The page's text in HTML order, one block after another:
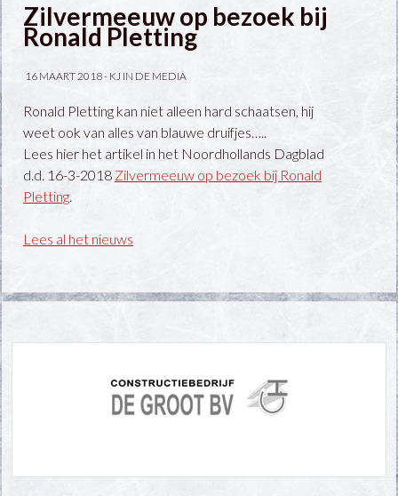
Zilvermeeuw op bezoek bij
Ronald Pletting
16 MAART 2018 - KJ IN DE MEDIA
Ronald Pletting kan niet alleen hard schaatsen, hij
weet ook van alles van blauwe druifjes…..
Lees hier het artikel in het Noordhollands Dagblad
d.d. 16-3-2018 Zilvermeeuw op bezoek bij Ronald
Pletting.
Lees al het nieuws